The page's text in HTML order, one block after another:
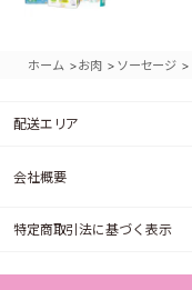
ホーム >お肉 > ソーセージ >
配送エリア
会社概要
特定商取引法に基づく表示